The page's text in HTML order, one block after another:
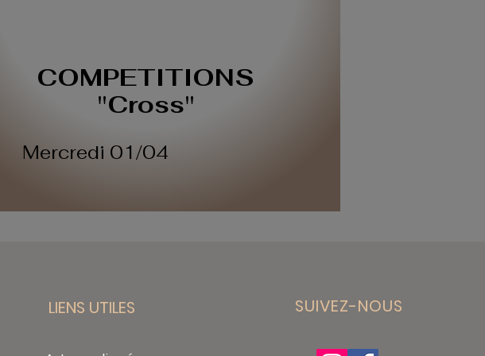
COMPETITIONS
"Cross"
Mercredi 01/04
LIENS UTILES SUIVEZ-NOUS